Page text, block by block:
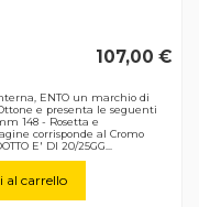
107,00 €
ENTO un marchio di
e presenta le seguenti
148 - Rosetta e
corrisponde al Cromo
E' DI 20/25GG...
carrello